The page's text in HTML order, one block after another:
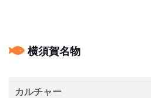
横須賀名物
カルチャー